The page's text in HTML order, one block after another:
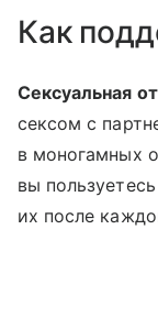
Как
Сексуальная
сексом с
в моногамных
вы
их после